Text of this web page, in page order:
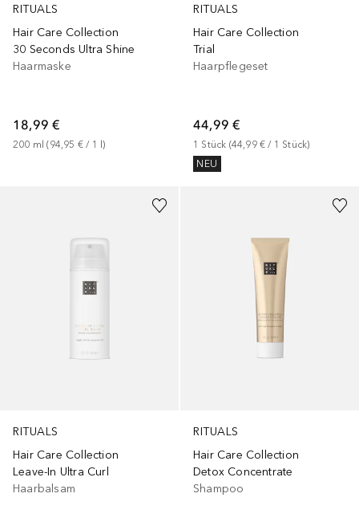
RITUALS
Hair Care Collection
30 Seconds Ultra Shine
Haarmaske
18,99 €
200 ml (94,95 € / 1 l)
RITUALS
Hair Care Collection
Trial
Haarpflegeset
44,99 €
1 Stück (44,99 € / 1 Stück)
NEU
RITUALS
Hair Care Collection
Leave-In Ultra Curl
Haarbalsam
RITUALS
Hair Care Collection
Detox Concentrate
Shampoo